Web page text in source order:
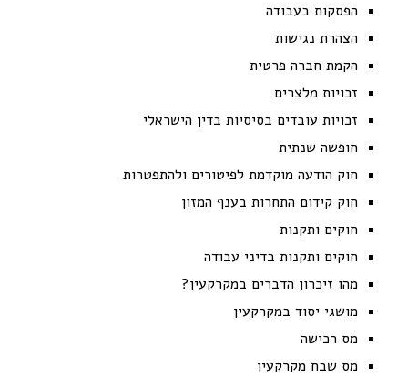
הפסקות בעבודה
הצהרת נגישות
הקמת חברה פרטית
זכויות מלצרים
זכויות עובדים בסיסיות בדין הישראלי
חופשה שנתית
חוק הודעה מוקדמת לפיטורים ולהתפטרות
חוק קידום התחרות בענף המזון
חוקים ותקנות
חוקים ותקנות בדיני עבודה
מהו זיכרון הדברים במקרקעין?
מושגי יסוד במקרקעין
מס רכישה
מס שבח מקרקעין